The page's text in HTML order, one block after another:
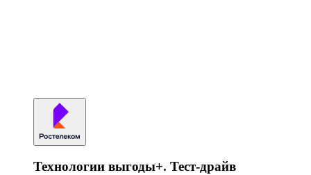
Технологии выгоды+. Тест-драйв